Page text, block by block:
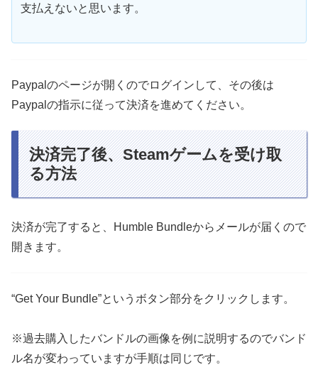
支払えないと思います。
Paypalのページが開くのでログインして、その後は
Paypalの指示に従って決済を進めてください。
決済完了後、Steamゲームを受け取
る方法
決済が完了すると、Humble Bundleからメールが届くので
開きます。
“Get Your Bundle”というボタン部分をクリックします。
※過去購入したバンドルの画像を例に説明するのでバンド
ル名が変わっていますが手順は同じです。